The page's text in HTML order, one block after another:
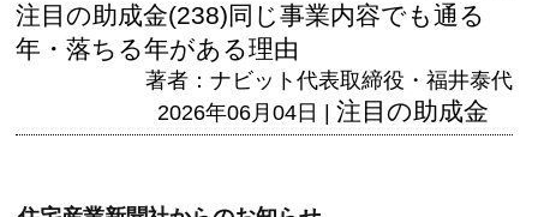
注目の助成金(238)同じ事業内容でも通る
年・落ちる年がある理由
著者：ナビット代表取締役・福井泰代
2026年06月04日 | 注目の助成金